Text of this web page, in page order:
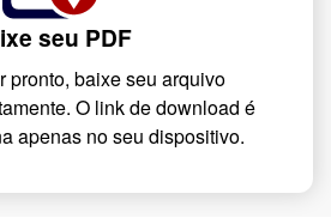
seu PDF
pronto, baixe seu arquivo
O link de download é
apenas no seu dispositivo.